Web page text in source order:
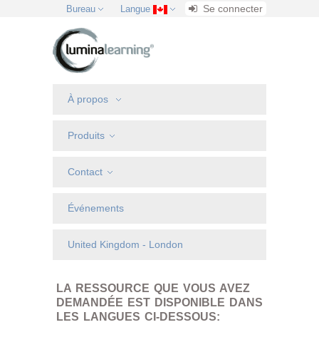
Bureau Langue Se connecter
À propos
Produits
Contact
Événements
United Kingdom - London
LA RESSOURCE QUE VOUS AVEZ
DEMANDÉE EST DISPONIBLE DANS
LES LANGUES CI-DESSOUS: